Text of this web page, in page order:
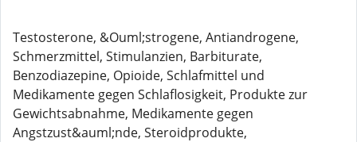
Testosterone, &Ouml;strogene, Antiandrogene,
Schmerzmittel, Stimulanzien, Barbiturate,
Benzodiazepine, Opioide, Schlafmittel und
Medikamente gegen Schlaflosigkeit, Produkte zur
Gewichtsabnahme, Medikamente gegen
Angstzust&auml;nde, Steroidprodukte,